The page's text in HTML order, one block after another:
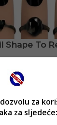
za
za sljedeće: